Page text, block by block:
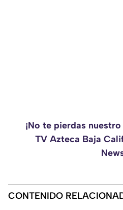
¡No te pierdas
TV Azteca Baja
CONTENIDO